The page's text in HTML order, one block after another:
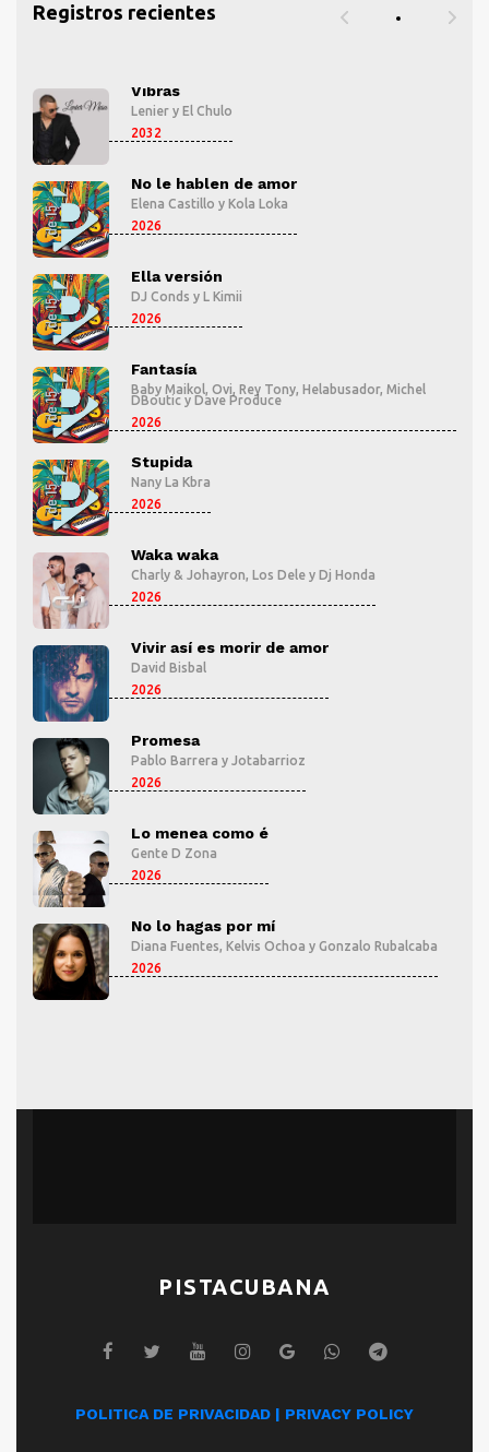
Registros recientes
Vibras
Lenier y El Chulo
2032
No le hablen de amor
Elena Castillo y Kola Loka
2026
Ella versión
DJ Conds y L Kimii
2026
Fantasía
Baby Maikol, Ovi, Rey Tony, Helabusador, Michel
DBoutic y Dave Produce
2026
Stupida
Nany La Kbra
2026
Waka waka
Charly & Johayron, Los Dele y Dj Honda
2026
Vivir así es morir de amor
David Bisbal
2026
Promesa
Pablo Barrera y Jotabarrioz
2026
Lo menea como é
Gente D Zona
2026
No lo hagas por mí
Diana Fuentes, Kelvis Ochoa y Gonzalo Rubalcaba
2026
PISTACUBANA
POLITICA DE PRIVACIDAD | PRIVACY POLICY